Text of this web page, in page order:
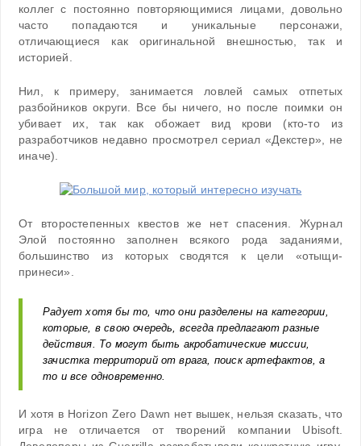
коллег с постоянно повторяющимися лицами, довольно
часто попадаются и уникальные персонажи,
отличающиеся как оригинальной внешностью, так и
историей.
Нил, к примеру, занимается ловлей самых отпетых
разбойников округи. Все бы ничего, но после поимки он
убивает их, так как обожает вид крови (кто-то из
разработчиков недавно просмотрел сериал «Декстер», не
иначе).
От второстепенных квестов же нет спасения. Журнал
Элой постоянно заполнен всякого рода заданиями,
большинство из которых сводятся к цели «отыщи-
принеси».
Радует хотя бы то, что они разделены на категории,
которые, в свою очередь, всегда предлагают разные
действия. То могут быть акробатические миссии,
зачистка территорий от врага, поиск артефактов, а
то и все одновременно.
И хотя в Horizon Zero Dawn нет вышек, нельзя сказать, что
игра не отличается от творений компании Ubisoft.